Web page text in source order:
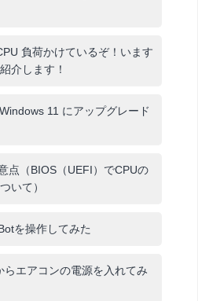
負荷かけているぞ！います
介します！
11 にアップグレード
点（BIOS（UEFI）でCPUの
いて）
を操作してみた
らエアコンの電源を入れてみ